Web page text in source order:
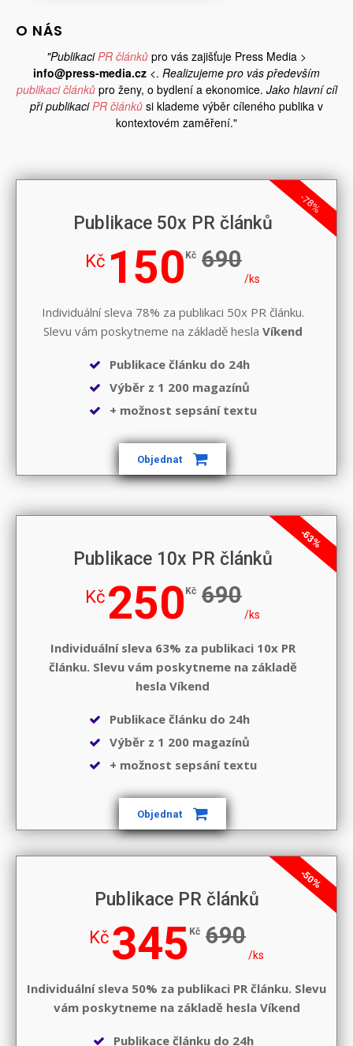
O NÁS
"PublikaciPR článků pro vás zajišťuje Press Media >
info@press-media.cz <. Realizujeme pro vás především
publikaci článkůpro ženy, o bydlení a ekonomice. Jako hlavní cíl
při publikaciPR článků si klademe výběr cíleného publika v
kontextovém zaměření."
-78%
Publikace 50x PR článků
Kč 150 Kč 690
/ks
Individuální sleva 78% za publikaci 50x PR článku.
Slevu vám poskytneme na základě hesla Víkend
Publikace článku do 24h
Výběr z 1 200 magazínů
+ možnost sepsání textu
Objednat
-63%
Publikace 10x PR článků
Kč 250 Kč 690
/ks
Individuální sleva 63% za publikaci 10x PR
článku. Slevu vám poskytneme na základě
hesla Víkend
Publikace článku do 24h
Výběr z 1 200 magazínů
+ možnost sepsání textu
Objednat
-50%
Publikace PR článků
Kč 345 Kč 690
/ks
Individuální sleva 50% za publikaci PR článku. Slevu
vám poskytneme na základě hesla Víkend
Publikace článku do 24h